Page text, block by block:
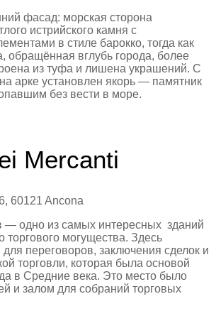
фасад: морская сторона
истрийского камня с
в стиле барокко, тогда как
обращённая вглубь города, более
из туфа и лишена украшений. С
арке установлен якорь — памятник
без вести в море.
Mercanti
60121 Ancona
— одно из самых интересных зданий
торгового могущества. Здесь
переговоров, заключения сделок и
торговли, которая была основой
в Средние века. Это место было
и залом для собраний торговых